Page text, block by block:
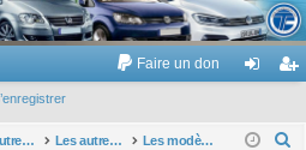
du Volkswagen Touran
Faire un don
ne nr
Les autres voitures et ce qui touche à la voiture Les autres modèles du groupe VW Les modèles Skoda